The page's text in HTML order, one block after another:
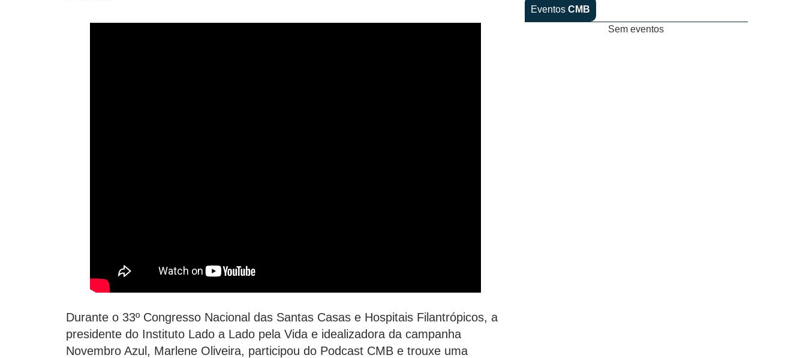
Durante o 33º Congresso Nacional das Santas Casas e Hospitais Filantrópicos, a
presidente do Instituto Lado a Lado pela Vida e idealizadora da campanha
Novembro Azul, Marlene Oliveira, participou do Podcast CMB e trouxe uma
Eventos CMB
Sem eventos